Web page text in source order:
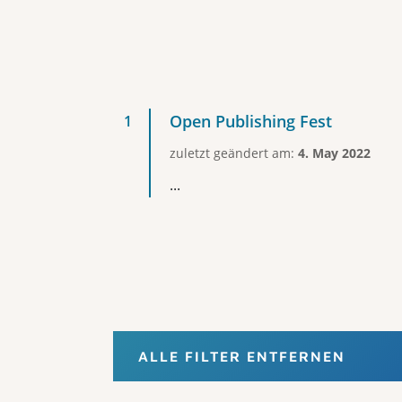
Open Publishing Fest
zuletzt geändert am: 4. May 2022
...
ALLE FILTER ENTFERNEN